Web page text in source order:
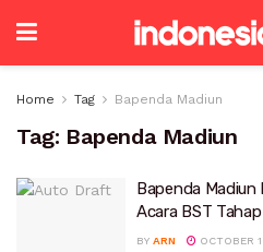
Home Tag Bapenda Madiun
Tag: Bapenda Madiun
Bapenda Madiun
Acara BST
BY ARN OCTOBER